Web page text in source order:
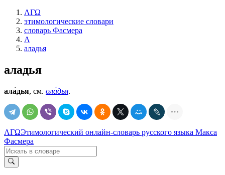
ΛΓΩ
этимологические словари
словарь Фасмера
А
аладья
аладья
ала́дья, см. ола́дья.
ΛΓΩЭтимологический онлайн-словарь русского языка Макса
Фасмера